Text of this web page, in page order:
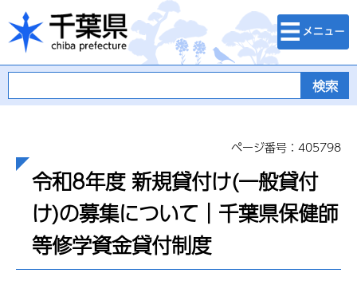
千葉県
検索・メニュ
ー
ページ番号：405798
令和8年度 新規貸付け(一般貸付
け)の募集について｜千葉県保健師
等修学資金貸付制度